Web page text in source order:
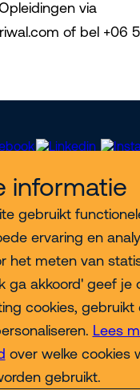
informatie
gebruikt
ervaring en
het meten van
ga akkoord' geef je
cookies, gebruikt
Lees
over welke cookies
gebruikt.
via
of bel +06